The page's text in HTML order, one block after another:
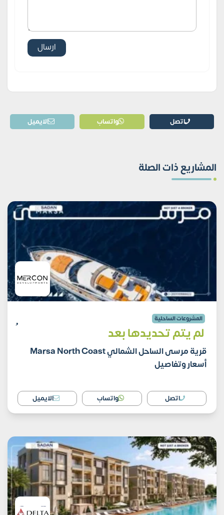
اتصل واتساب الايميل
المشاريع ذات الصلة
المشروعات الساحلية
لم يتم تحديدها بعد
قرية مرسى الساحل الشمالي Marsa North Coast
أسعار وتفاصيل
اتصل واتساب الايميل